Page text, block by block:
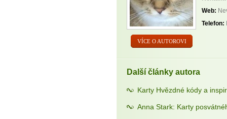
VÍCE O AUTOROVI
Web:
Telefon:
Další články autora
Karty Hvězdné kódy a
Anna Stark: Karty